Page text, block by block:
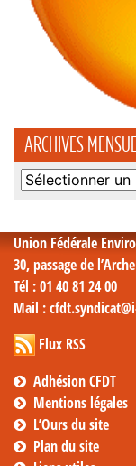
ARCHIVES
Archives
Union Fédérale
30, passage de
Tél : 01 40 81 24 00
Mail :
Flux RSS
Adhésion CFDT
Mentions légales
L’Ours du site
Plan du site